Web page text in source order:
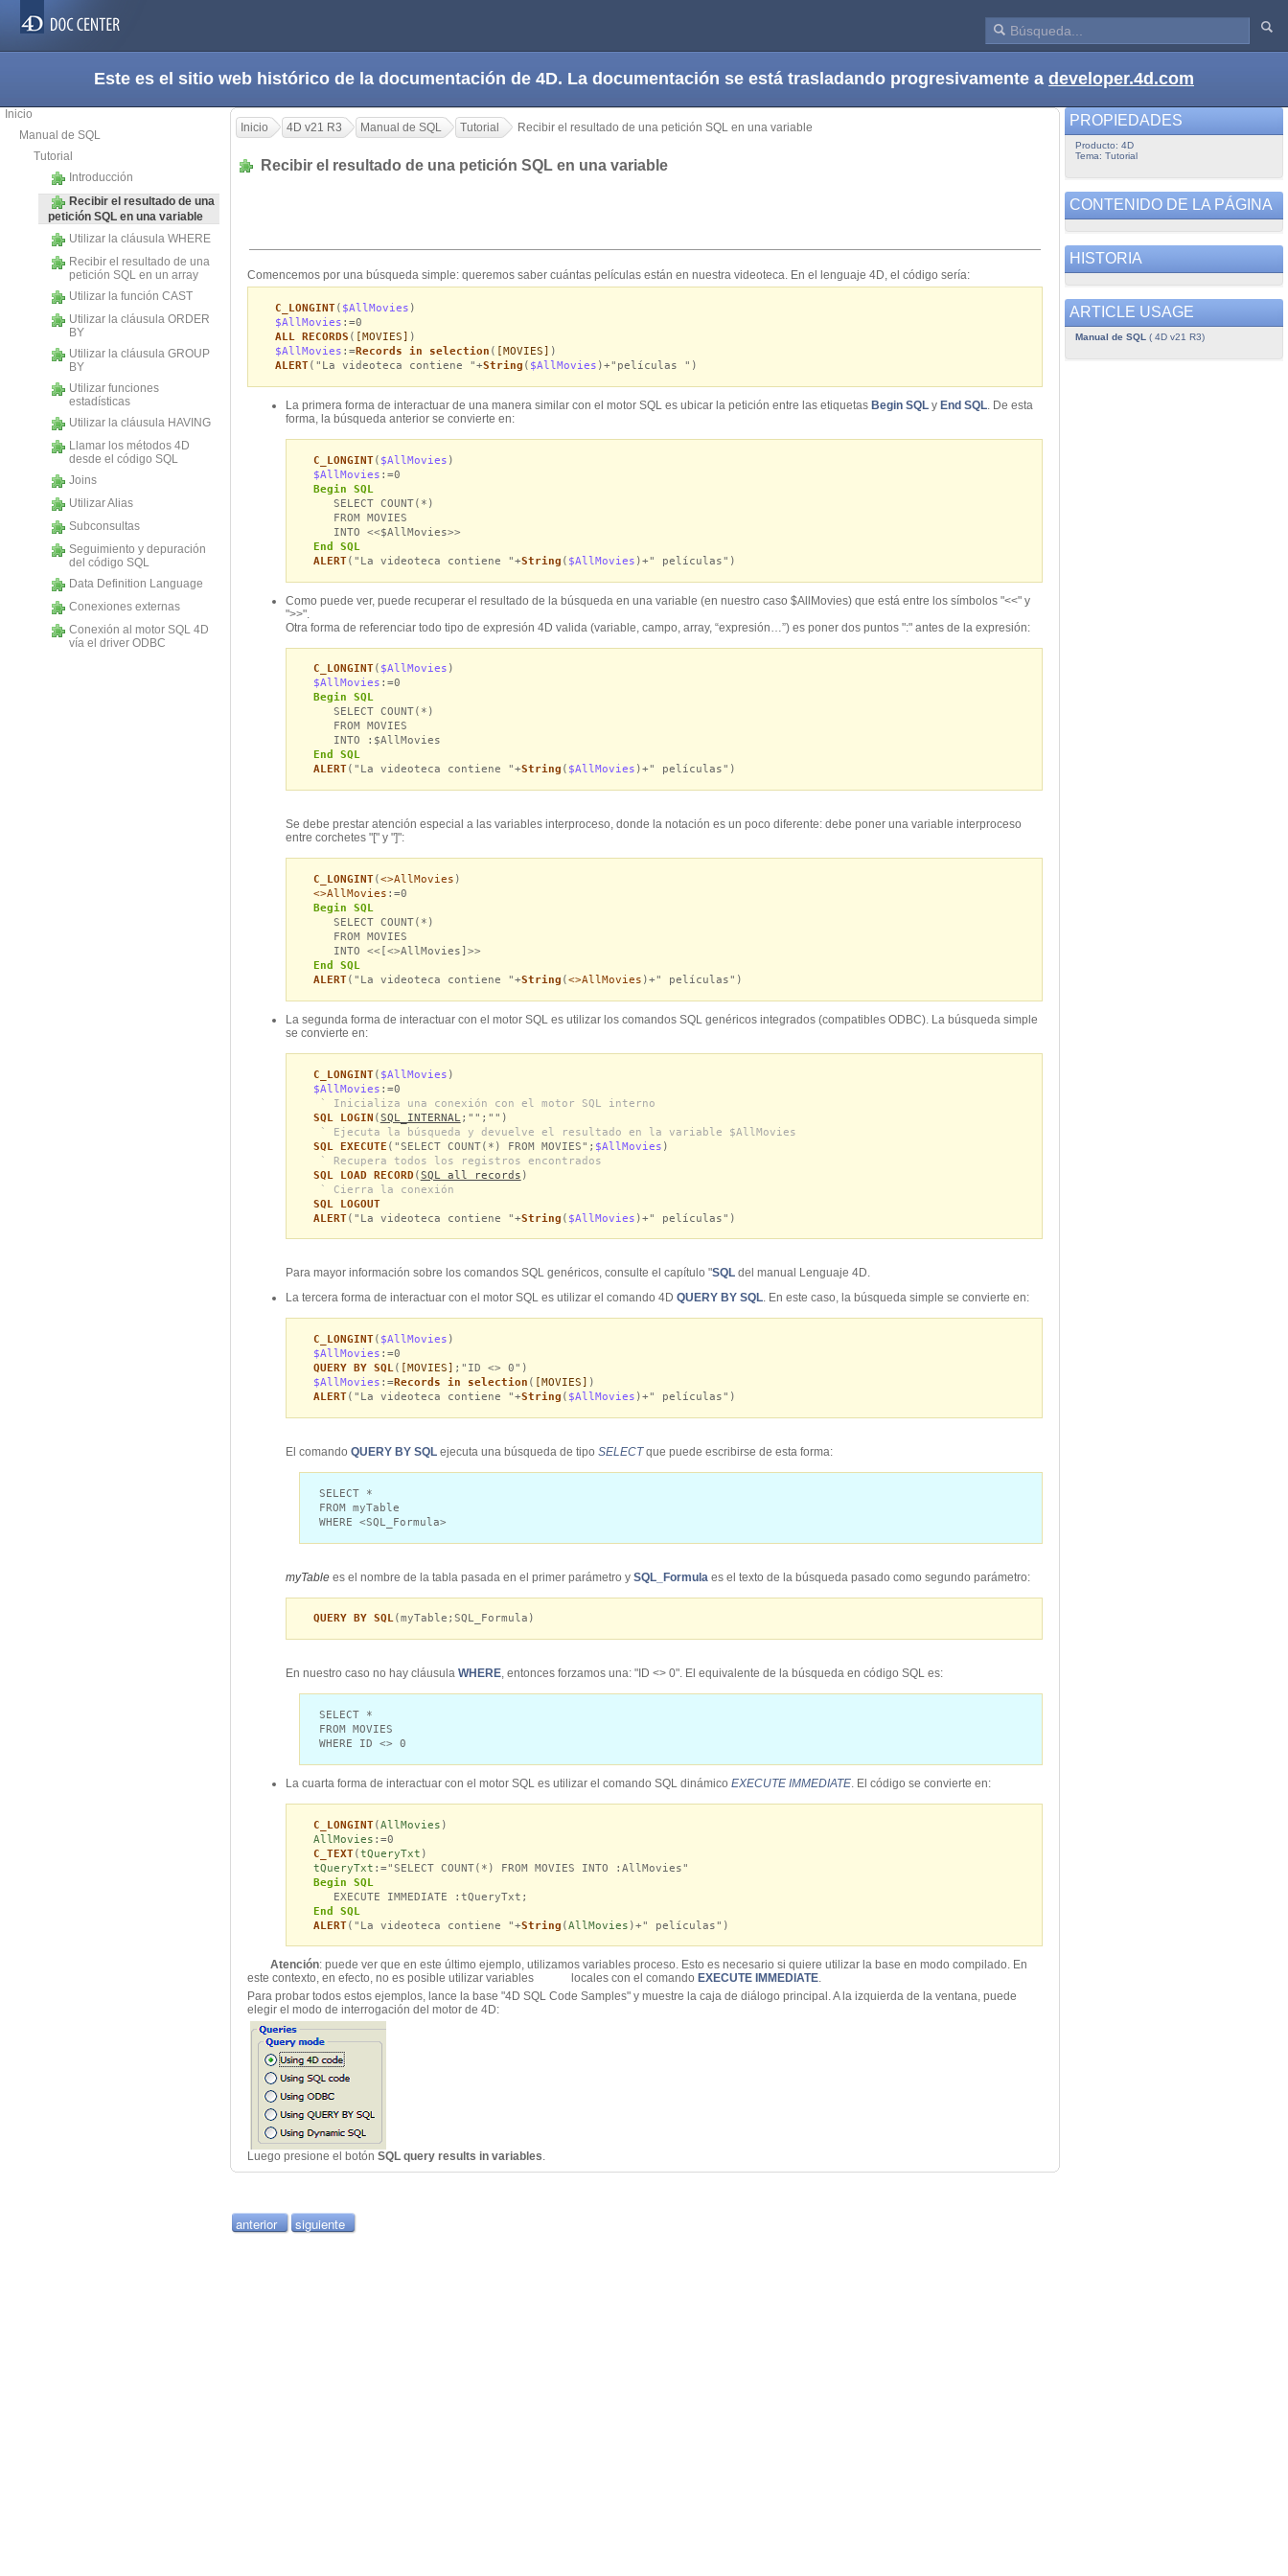
Este es el sitio web histórico de la documentación de 4D. La documentación se está trasladando progresivamente a developer.4d.com
Inicio
Manual de SQL
Tutorial
Introducción
Recibir el resultado de una
petición SQL en una variable
Utilizar la cláusula WHERE
Recibir el resultado de una
petición SQL en un array
Utilizar la función CAST
Utilizar la cláusula ORDER
BY
Utilizar la cláusula GROUP
BY
Utilizar funciones
estadísticas
Utilizar la cláusula HAVING
Llamar los métodos 4D
desde el código SQL
Joins
Utilizar Alias
Subconsultas
Seguimiento y depuración
del código SQL
Data Definition Language
Conexiones externas
Conexión al motor SQL 4D
vía el driver ODBC
Inicio 4D v21 R3 Manual de SQL Tutorial Recibir el resultado de una petición SQL en una variable
Recibir el resultado de una petición SQL en una variable
Comencemos por una búsqueda simple: queremos saber cuántas películas están en nuestra videoteca. En el lenguaje 4D, el código sería:
C_LONGINT( $AllMovies )
$AllMovies :=0
ALL RECORDS ( [MOVIES]
)
$AllMovies :=Records in selection ( [MOVIES]
)
ALERT("La videoteca contiene "+String ( $AllMovies )+"películas ")
La primera forma de interactuar de una manera similar con el motor SQL es ubicar la petición entre las etiquetas Begin SQL y End SQL. De esta
forma, la búsqueda anterior se convierte en:
C_LONGINT( $AllMovies )
$AllMovies :=0
Begin SQL
SELECT COUNT(*)
FROM MOVIES
INTO <<$AllMovies>>
End SQL
ALERT("La videoteca contiene "+String ( $AllMovies )+" películas")
Como puede ver, puede recuperar el resultado de la búsqueda en una variable (en nuestro caso $AllMovies) que está entre los símbolos "<<" y
">>".
Otra forma de referenciar todo tipo de expresión 4D valida (variable, campo, array, “expresión…”) es poner dos puntos ":" antes de la expresión:
C_LONGINT( $AllMovies )
$AllMovies :=0
Begin SQL
SELECT COUNT(*)
FROM MOVIES
INTO :$AllMovies
End SQL
ALERT("La videoteca contiene "+String ( $AllMovies )+" películas")
Se debe prestar atención especial a las variables interproceso, donde la notación es un poco diferente: debe poner una variable interproceso
entre corchetes "[" y "]":
C_LONGINT(<>AllMovies )
<>AllMovies :=0
Begin SQL
SELECT COUNT(*)
FROM MOVIES
INTO <<[<>AllMovies]>>
End SQL
ALERT("La videoteca contiene "+String (<>AllMovies )+" películas")
La segunda forma de interactuar con el motor SQL es utilizar los comandos SQL genéricos integrados (compatibles ODBC). La búsqueda simple
se convierte en:
C_LONGINT( $AllMovies )
$AllMovies :=0
` Inicializa una conexión con el motor SQL interno
SQL LOGIN (SQL_INTERNAL ;"";"")
` Ejecuta la búsqueda y devuelve el resultado en la variable $AllMovies
SQL EXECUTE ("SELECT COUNT(*) FROM MOVIES"; $AllMovies )
` Recupera todos los registros encontrados
SQL LOAD RECORD (SQL all records )
` Cierra la conexión
SQL LOGOUT
ALERT("La videoteca contiene "+String ( $AllMovies )+" películas")
Para mayor información sobre los comandos SQL genéricos, consulte el capítulo "SQL del manual Lenguaje 4D.
La tercera forma de interactuar con el motor SQL es utilizar el comando 4D QUERY BY SQL. En este caso, la búsqueda simple se convierte en:
C_LONGINT( $AllMovies )
$AllMovies :=0
QUERY BY SQL( [MOVIES]
;"ID <> 0")
$AllMovies :=Records in selection ( [MOVIES]
)
ALERT("La videoteca contiene "+String ( $AllMovies )+" películas")
El comando QUERY BY SQL ejecuta una búsqueda de tipo SELECTque puede escribirse de esta forma:
SELECT *
FROM myTable
WHERE <SQL_Formula>
myTable es el nombre de la tabla pasada en el primer parámetro y SQL_Formula es el texto de la búsqueda pasado como segundo parámetro:
QUERY BY SQL(myTable;SQL_Formula)
En nuestro caso no hay cláusula WHERE, entonces forzamos una: "ID <> 0". El equivalente de la búsqueda en código SQL es:
SELECT *
FROM MOVIES
WHERE ID <> 0
La cuarta forma de interactuar con el motor SQL es utilizar el comando SQL dinámico EXECUTE IMMEDIATE. El código se convierte en:
C_LONGINT(AllMovies )
AllMovies :=0
C_TEXT(tQueryTxt )
tQueryTxt :="SELECT COUNT(*) FROM MOVIES INTO :AllMovies"
Begin SQL
EXECUTE IMMEDIATE :tQueryTxt;
End SQL
ALERT("La videoteca contiene "+String (AllMovies )+" películas")
Atención: puede ver que en este último ejemplo, utilizamos variables proceso. Esto es necesario si quiere utilizar la base en modo compilado. En
este contexto, en efecto, no es posible utilizar variables locales con el comando EXECUTE IMMEDIATE.
Para probar todos estos ejemplos, lance la base "4D SQL Code Samples" y muestre la caja de diálogo principal. A la izquierda de la ventana, puede
elegir el modo de interrogación del motor de 4D:
Luego presione el botón SQL query results in variables.
anterior siguiente
PROPIEDADES
Producto: 4D
Tema: Tutorial
CONTENIDO DE LA PÁGINA
HISTORIA
ARTICLE USAGE
Manual de SQL ( 4D v21 R3)